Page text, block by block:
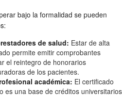
bajo la formalidad se pueden
de salud: Estar de alta
permite emitir comprobantes
el reintegro de honorarios
de los pacientes.
académica: El certificado
es una base de créditos universitarios